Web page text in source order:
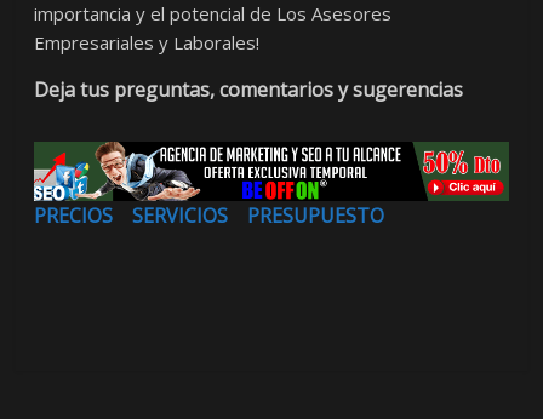
importancia y el potencial de Los Asesores
Empresariales y Laborales!
Deja tus preguntas, comentarios y sugerencias
PRECIOS SERVICIOS PRESUPUESTO